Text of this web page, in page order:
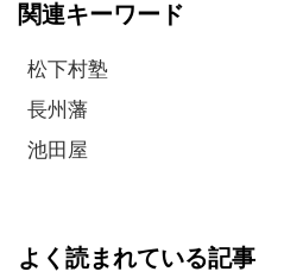
関連キーワード
松下村塾
長州藩
池田屋
よく読まれている記事